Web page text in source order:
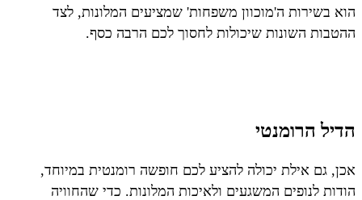
הוא בשירות ה'מוכוון משפחות' שמציעים המלונות, לצד
ההטבות השונות שיכולות לחסוך לכם הרבה כסף.
הדיל הרומנטי
אכן, גם אילת יכולה להציע לכם חופשה רומנטית במיוחד,
הודות לנופים המשגעים ולאיכות המלונות. כדי שהחוויה